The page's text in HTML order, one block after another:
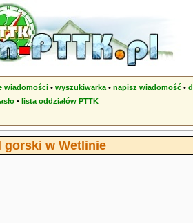
wiadomości • wyszukiwarka • napisz wiadomość •
• lista oddziałów PTTK
gorski w Wetlinie